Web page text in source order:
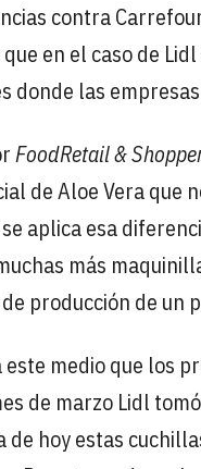
contra
en el caso de
donde las
FoodRetail &
de Aloe Vera que
aplica esa
más
producción de un
este medio que los
de marzo Lidl
de hoy estas